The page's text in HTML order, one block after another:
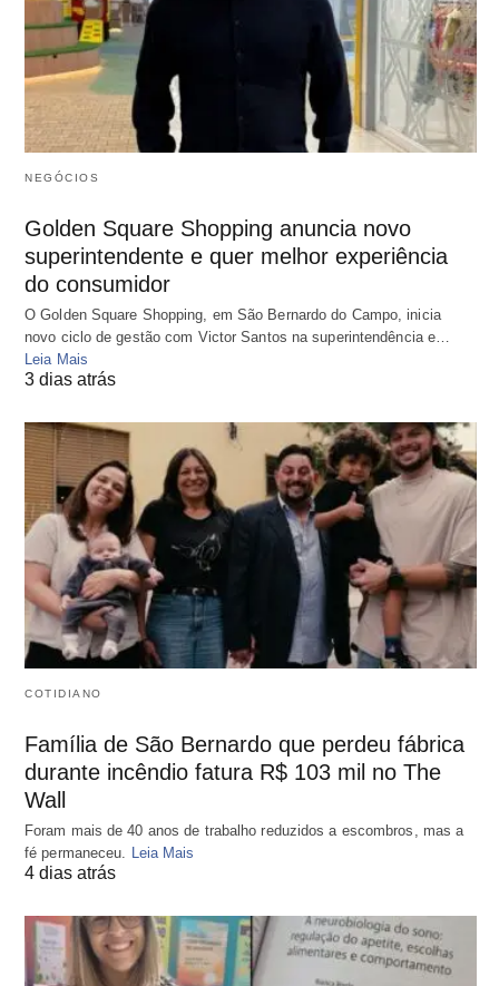
NEGÓCIOS
Golden Square Shopping anuncia novo
superintendente e quer melhor experiência
do consumidor
O Golden Square Shopping, em São Bernardo do Campo, inicia
novo ciclo de gestão com Victor Santos na superintendência e…
Leia Mais
3 dias atrás
COTIDIANO
Família de São Bernardo que perdeu fábrica
durante incêndio fatura R$ 103 mil no The
Wall
Foram mais de 40 anos de trabalho reduzidos a escombros, mas a
fé permaneceu. Leia Mais
4 dias atrás